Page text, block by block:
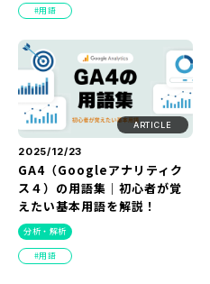
『SUNGROVE』について
利用規約
広告掲載に関する規約
特定商取引法に基づく表記
プライバシーポリシー
運営会社
用語
ARTICLE
2025/12/23
GA4（Googleアナリティク
ス４）の用語集｜初心者が覚
えたい基本用語を解説！
分析・解析
用語